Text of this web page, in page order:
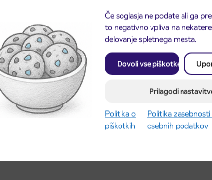
Če soglasja ne podate ali ga
to negativno vpliva na
delovanje spletnega mesta.
Dovoli vse piškotke
Prilagodi
Politika o
piškotkih
Politika
osebnih podatkov